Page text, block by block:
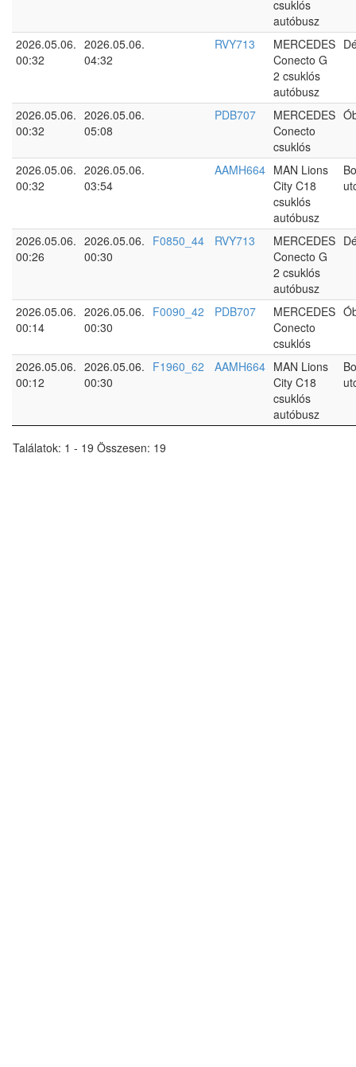
csuklós
autóbusz
2026.05.06.
00:32
2026.05.06.
04:32
RVY713
MERCEDES
Conecto G
2 csuklós
autóbusz
2026.05.06.
00:32
2026.05.06.
05:08
PDB707
MERCEDES
Conecto
csuklós
2026.05.06.
00:32
2026.05.06.
03:54
AAMH664 MAN Lions
City C18
csuklós
autóbusz
2026.05.06.
00:26
2026.05.06.
00:30
F0850_44 RVY713
MERCEDES
Conecto G
2 csuklós
autóbusz
2026.05.06.
00:14
2026.05.06.
00:30
F0090_42 PDB707
MERCEDES
Conecto
csuklós
2026.05.06.
00:12
2026.05.06.
00:30
F1960_62 AAMH664 MAN Lions
City C18
csuklós
autóbusz
Találatok: 1 - 19 Összesen: 19